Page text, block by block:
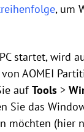
, um
startet, wird
AOMEI
aufTools >
Sie das
möchten (hier